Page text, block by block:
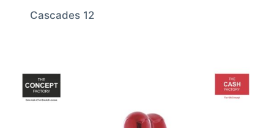
Cascades 12